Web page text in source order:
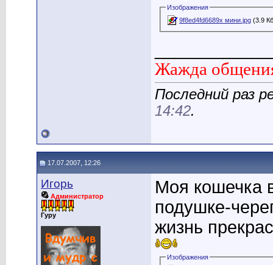
Изображения
9f8ed4fd6689x мини.jpg (3.9
Жажда
Последний раз
14:42.
17.07.2007, 12:26
Игорь
Администратор
Гуру
Моя кошечка
подушке-
жизнь
Изображения